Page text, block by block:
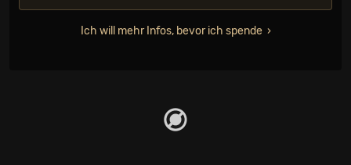
Ich will mehr Infos, bevor ich spende